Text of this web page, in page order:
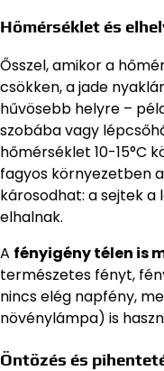
Hőmérséklet és
Ősszel, amikor a
csökken, a jade
hűvösebb helyre –
szobába vagy
hőmérséklet 10-15°C
fagyos környezetben
károsodhat: a sejtek
elhalnak.
A fényigény télen is
természetes fényt,
nincs elég napfény,
növénylámpa) is
Öntözés és